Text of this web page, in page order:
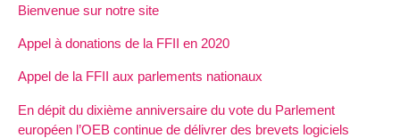
Bienvenue sur notre site
Appel à donations de la FFII en 2020
Appel de la FFII aux parlements nationaux
En dépit du dixième anniversaire du vote du Parlement
européen l’OEB continue de délivrer des brevets logiciels